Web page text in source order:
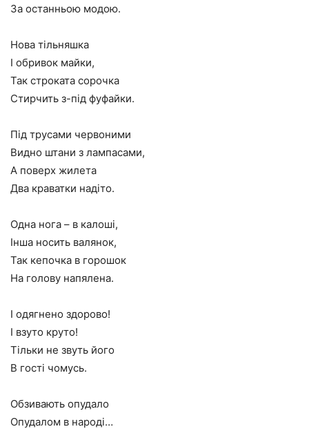
За останньою модою.
Нова тільняшка
І обривок майки,
Так строката сорочка
Стирчить з-під фуфайки.
Під трусами червоними
Видно штани з лампасами,
А поверх жилета
Два краватки надіто.
Одна нога – в калоші,
Інша носить валянок,
Так кепочка в горошок
На голову напялена.
І одягнено здорово!
І взуто круто!
Тільки не звуть його
В гості чомусь.
Обзивають опудало
Опудалом в народі…